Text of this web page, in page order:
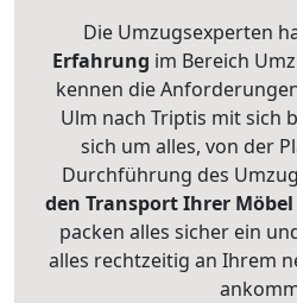
Die Umzugsexperten
Erfahrung im Bereich
kennen die
Ulm nach Triptis mit sich
sich um alles, von der
Durchführung des
den Transport Ihrer
packen alles sicher ein
alles rechtzeitig an Ihrem